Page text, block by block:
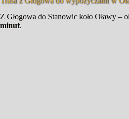
Z Głogowa do Stanowic koło Oławy –
minut.